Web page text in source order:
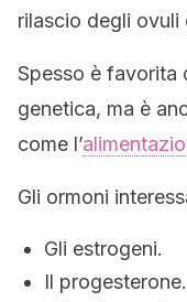
rilascio degli ovuli
Spesso è favorita
genetica, ma è
come l’
Gli ormoni
Gli estrogeni.
Il progesterone.